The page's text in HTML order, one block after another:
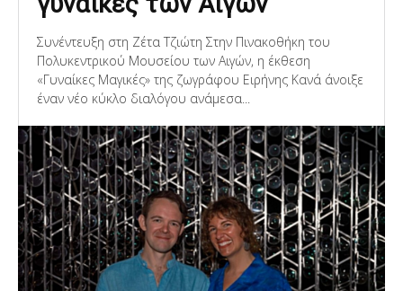
Συνέντευξη στη Ζέτα Τζιώτη Στην Πινακοθήκη του
Πολυκεντρικού Μουσείου των Αιγών, η έκθεση
«Γυναίκες Μαγικές» της ζωγράφου Ειρήνης Κανά άνοιξε
έναν νέο κύκλο διαλόγου ανάμεσα...